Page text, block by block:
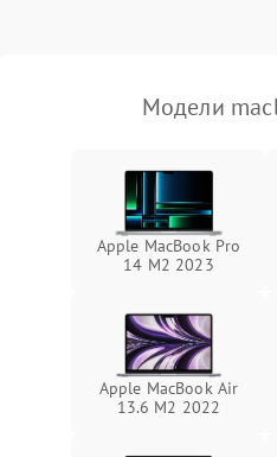
пропадание диска
оперативной памяти:
вылеты приложений,
синие экраны
Проблемы Wi‑Fi или
Модели
Apple MacBook Pro
14 M2 2023
Apple MacBook Air
13.6 M2 2022